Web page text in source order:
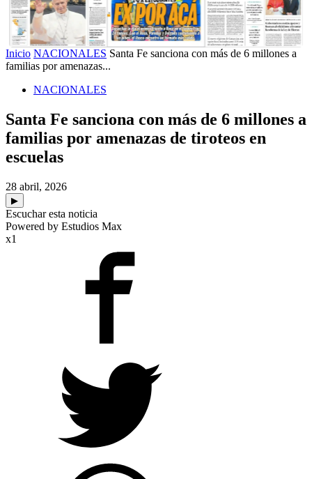
Inicio NACIONALES Santa Fe sanciona con más de 6 millones a
familias por amenazas...
NACIONALES
Santa Fe sanciona con más de 6 millones a
familias por amenazas de tiroteos en
escuelas
28 abril, 2026
▶
Escuchar esta noticia
Powered by Estudios Max
x1